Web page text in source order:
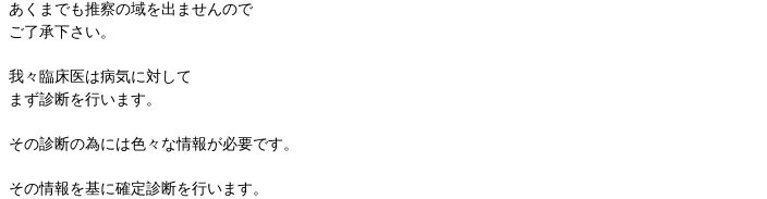
あくまでも推察の域を出ませんので
ご了承下さい。
我々臨床医は病気に対して
まず診断を行います。
その診断の為には色々な情報が必要です。
その情報を基に確定診断を行います。